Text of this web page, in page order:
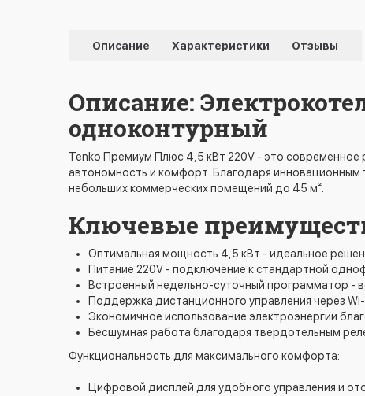
Описание Характеристики Отзывы
Описание:
одноконтурный
Tenko Премиум Плюс 4,5 кВт 220V - это современное
автономность и комфорт. Благодаря инновационным
небольших коммерческих помещений до 45 м².
Ключевые
Оптимальная мощность 4,5 кВт - идеальное
Питание 220V - подключение к стандартной
Встроенный недельно-суточный программатор -
Поддержка дистанционного управления через
Экономичное использование электроэнергии
Бесшумная работа благодаря твердотельным
Функциональность для максимального комфорта:
Цифровой дисплей для удобного управления и